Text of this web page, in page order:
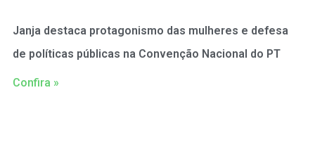
Janja destaca protagonismo das mulheres e defesa
de políticas públicas na Convenção Nacional do PT
Confira »